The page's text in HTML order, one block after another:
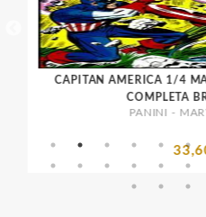
CAPITAN AMERICA 1/4
COMPLETA
PANINI -